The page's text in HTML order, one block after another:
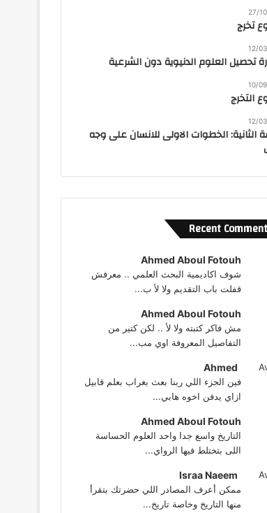
27/
تخرج
12/
تحصيل العلوم الدنيوية دون الشرعية
10/
التخرج
12/
الثانية: الخطوات الاولى للانسان على وجه
Recent
Ahmed Aboul Fotouh
شوف اكاديمية البحث العلمي .. معرفش
قفلت باب التقديم ولا لأ ب...
Ahmed Aboul Fotouh
مش فاكر كتبته ولا لأ .. لكن كتير من
التفاصيل المعروفة اوي مب...
Ahmed
فين الجزء اللي ربنا بعث بغراب بعلم قابيل
ازاي يدفن اخوه هابي...
Ahmed Aboul Fotouh
التاريخ واسع جدا واحد العلوم الحساسة
اللى بتختلط فيها الرواي...
Israa Naeem
ممكن أعرف المصادر اللي حضرتك بتقرأ
منها التاريخ وخاصة تاريخ...